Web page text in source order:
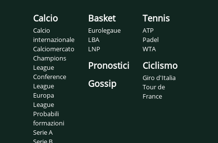
Calcio
Calcio
internazionale
Calciomercato
Champions
League
Conference
League
Europa
League
Probabili
formazioni
Serie A
Basket
Eurolegaue
LBA
LNP
Pronostici
Gossip
Tennis
ATP
Padel
WTA
Ciclismo
Giro d'Italia
Tour de
France